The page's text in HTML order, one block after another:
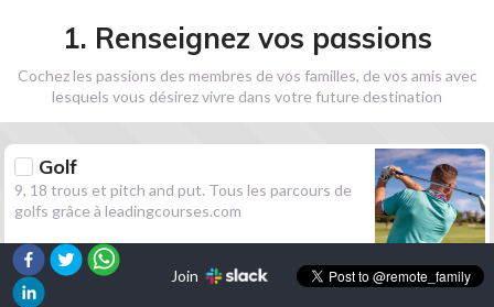
1. Renseignez vos passions
Cochez les passions des membres de vos familles, de vos amis avec
lesquels vous désirez vivre dans votre future destination
Golf
9, 18 trous et pitch and put. Tous les parcours de
golfs grâce à leadingcourses.com
Randonnée
Join